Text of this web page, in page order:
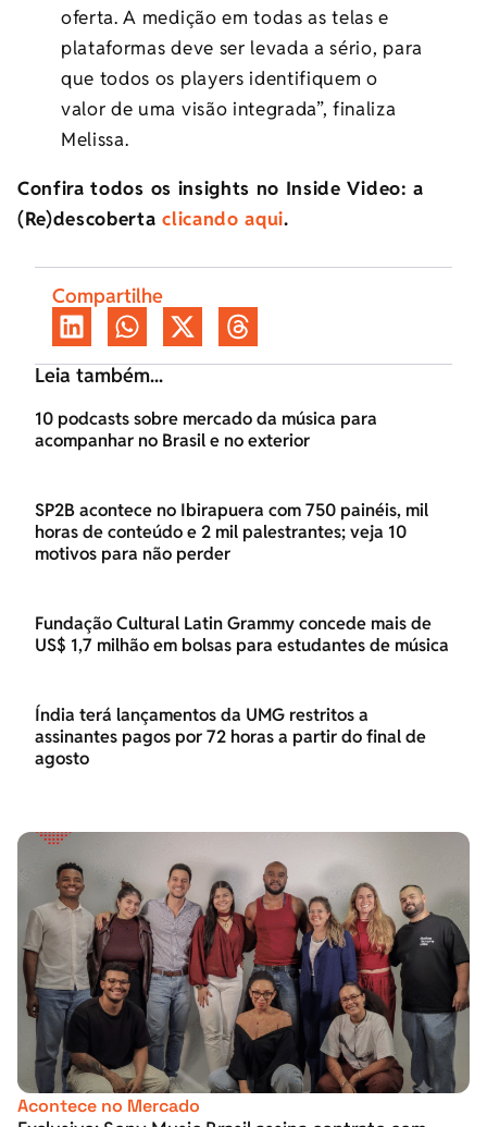
oferta. A medição em todas as telas e
plataformas deve ser levada a sério, para
que todos os players identifiquem o
valor de uma visão integrada”, finaliza
Melissa.
Confira todos os insights no Inside Video: a
(Re)descoberta clicando aqui.
Compartilhe
Leia também...
10 podcasts sobre mercado da música para
acompanhar no Brasil e no exterior
SP2B acontece no Ibirapuera com 750 painéis, mil
horas de conteúdo e 2 mil palestrantes; veja 10
motivos para não perder
Fundação Cultural Latin Grammy concede mais de
US$ 1,7 milhão em bolsas para estudantes de música
Índia terá lançamentos da UMG restritos a
assinantes pagos por 72 horas a partir do final de
agosto
Acontece no Mercado